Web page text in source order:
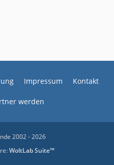
Impressum Kontakt
werden
2002 - 2026
WoltLab Suite™